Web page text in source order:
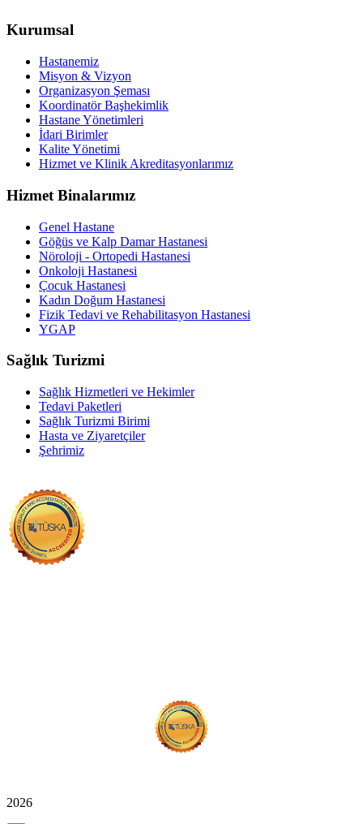
Kurumsal
Hastanemiz
Misyon & Vizyon
Organizasyon Şeması
Koordinatör Başhekimlik
Hastane Yönetimleri
İdari Birimler
Kalite Yönetimi
Hizmet ve Klinik Akreditasyonlarımız
Hizmet Binalarımız
Genel Hastane
Göğüs ve Kalp Damar Hastanesi
Nöroloji - Ortopedi Hastanesi
Onkoloji Hastanesi
Çocuk Hastanesi
Kadın Doğum Hastanesi
Fizik Tedavi ve Rehabilitasyon Hastanesi
YGAP
Sağlık Turizmi
Sağlık Hizmetleri ve Hekimler
Tedavi Paketleri
Sağlık Turizmi Birimi
Hasta ve Ziyaretçiler
Şehrimiz
2026